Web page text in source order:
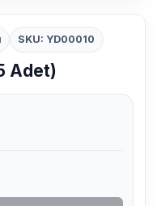
SKU: YD00010
Adet)